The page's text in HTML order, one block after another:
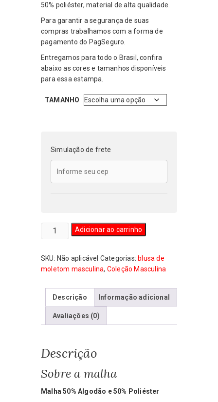
50% poliéster, material de alta qualidade.
Para garantir a segurança de suas
compras trabalhamos com a forma de
pagamento do PagSeguro.
Entregamos para todo o Brasil, confira
abaixo as cores e tamanhos disponíveis
para essa estampa.
TAMANHO
Simulação de frete
Blusa
de
Masculina
Anti-
Adicionar ao carrinho
SKU: Não aplicável Categorias: blusa de
moletom masculina, Coleção Masculina
Descrição Informação adicional
Avaliações (0)
Descrição
Sobre a malha
Malha 50% Algodão e 50% Poliéster